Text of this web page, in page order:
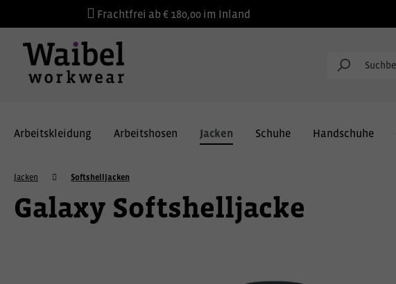
Frachtfrei ab € 180,00 im Inland
Arbeitskleidung Arbeitshosen Jacken Schuhe Handschuhe
Jacken Softshelljacken
Galaxy Softshelljacke